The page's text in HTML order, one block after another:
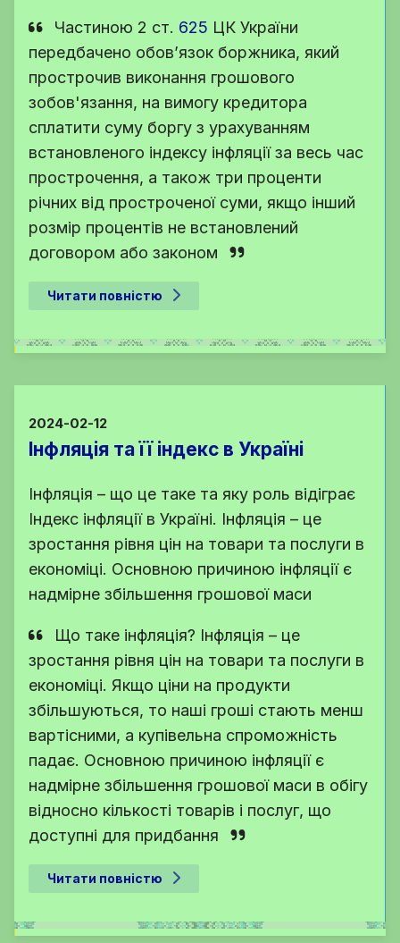
Частиною 2 ст. 625 ЦК України
передбачено обов’язок боржника, який
прострочив виконання грошового
зобов'язання, на вимогу кредитора
сплатити суму боргу з урахуванням
встановленого індексу інфляції за весь час
прострочення, а також три проценти
річних від простроченої суми, якщо інший
розмір процентів не встановлений
договором або законом
Читати повністю
2024-02-12
Інфляція та її індекс в Україні
Інфляція – що це таке та яку роль відіграє
Індекс інфляції в Україні. Інфляція – це
зростання рівня цін на товари та послуги в
економіці. Основною причиною інфляції є
надмірне збільшення грошової маси
Що таке інфляція? Інфляція – це
зростання рівня цін на товари та послуги в
економіці. Якщо ціни на продукти
збільшуються, то наші гроші стають менш
вартісними, а купівельна спроможність
падає. Основною причиною інфляції є
надмірне збільшення грошової маси в обігу
відносно кількості товарів і послуг, що
доступні для придбання
Читати повністю